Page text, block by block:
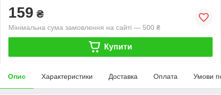
159 ₴
Мінімальна сума замовлення на сайті — 500 ₴
Купити
Опис Характеристики Доставка Оплата Умови